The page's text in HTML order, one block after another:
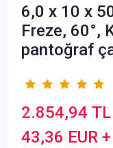
6,0 x 10 x
Freze, 60°,
pantoğraf
2.854,94 TL
43,36 EUR